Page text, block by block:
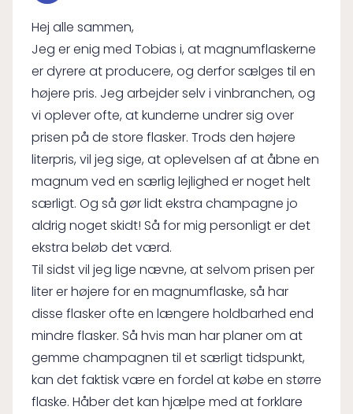
Hej alle sammen,
Jeg er enig med Tobias i, at magnumflaskerne
er dyrere at producere, og derfor sælges til en
højere pris. Jeg arbejder selv i vinbranchen, og
vi oplever ofte, at kunderne undrer sig over
prisen på de store flasker. Trods den højere
literpris, vil jeg sige, at oplevelsen af at åbne en
magnum ved en særlig lejlighed er noget helt
særligt. Og så gør lidt ekstra champagne jo
aldrig noget skidt! Så for mig personligt er det
ekstra beløb det værd.
Til sidst vil jeg lige nævne, at selvom prisen per
liter er højere for en magnumflaske, så har
disse flasker ofte en længere holdbarhed end
mindre flasker. Så hvis man har planer om at
gemme champagnen til et særligt tidspunkt,
kan det faktisk være en fordel at købe en større
flaske. Håber det kan hjælpe med at forklare